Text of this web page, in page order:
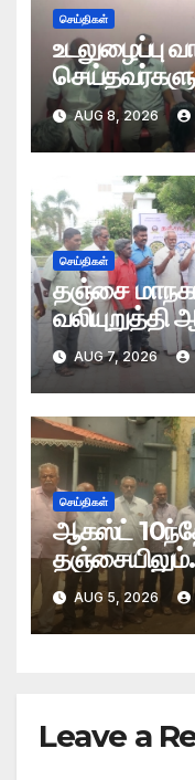
செய்திகள்
உடலுழைப்பு
AUG 8, 2026
செய்திகள்
தஞ்சை
வலியுறுத்தி
AUG 7, 2026
செய்திகள்
ஆகஸ்ட்
AUG 5, 2026
Leave a